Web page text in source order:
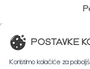
POSTAVKE
Koristimo kolačiće za